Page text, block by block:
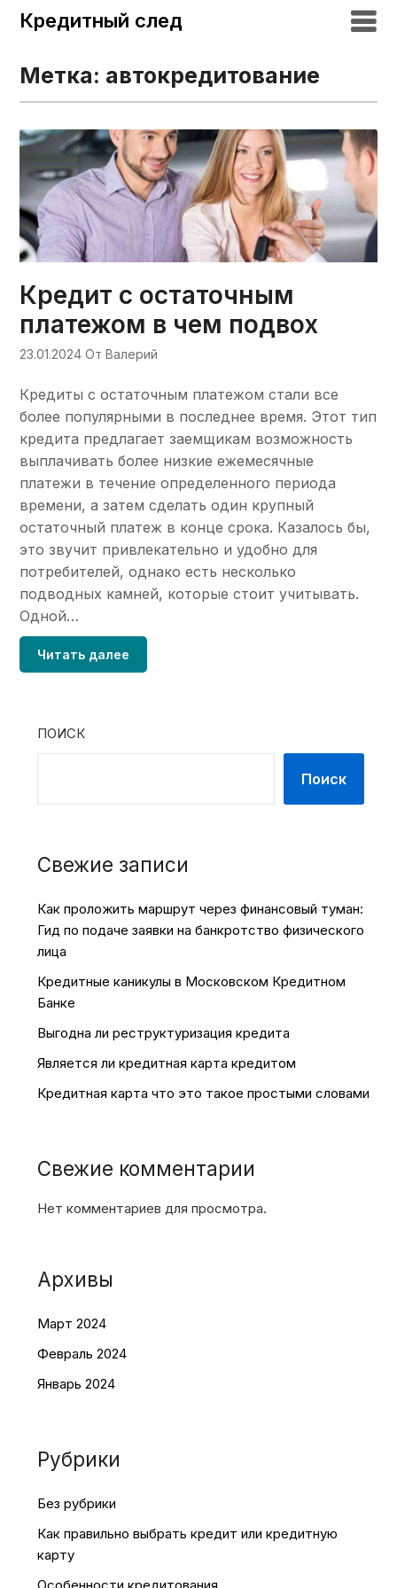
Кредитный след
Метка: автокредитование
Кредит с остаточным
платежом в чем подвох
23.01.2024 От Валерий
Кредиты с остаточным платежом стали все
более популярными в последнее время. Этот тип
кредита предлагает заемщикам возможность
выплачивать более низкие ежемесячные
платежи в течение определенного периода
времени, а затем сделать один крупный
остаточный платеж в конце срока. Казалось бы,
это звучит привлекательно и удобно для
потребителей, однако есть несколько
подводных камней, которые стоит учитывать.
Одной…
Читать далее
ПОИСК
Поиск
Свежие записи
Как проложить маршрут через финансовый туман:
Гид по подаче заявки на банкротство физического
лица
Кредитные каникулы в Московском Кредитном
Банке
Выгодна ли реструктуризация кредита
Является ли кредитная карта кредитом
Кредитная карта что это такое простыми словами
Свежие комментарии
Нет комментариев для просмотра.
Архивы
Март 2024
Февраль 2024
Январь 2024
Рубрики
Без рубрики
Как правильно выбрать кредит или кредитную
карту